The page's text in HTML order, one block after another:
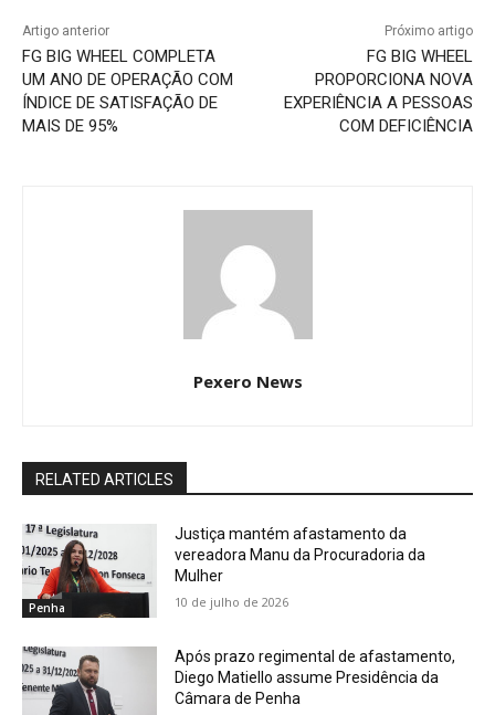
Artigo anterior
FG BIG WHEEL COMPLETA
UM ANO DE OPERAÇÃO COM
ÍNDICE DE SATISFAÇÃO DE
MAIS DE 95%
Próximo artigo
FG BIG WHEEL
PROPORCIONA NOVA
EXPERIÊNCIA A PESSOAS
COM DEFICIÊNCIA
Pexero News
RELATED ARTICLES
Penha
Justiça mantém afastamento da
vereadora Manu da Procuradoria da
Mulher
10 de julho de 2026
Após prazo regimental de afastamento,
Diego Matiello assume Presidência da
Câmara de Penha